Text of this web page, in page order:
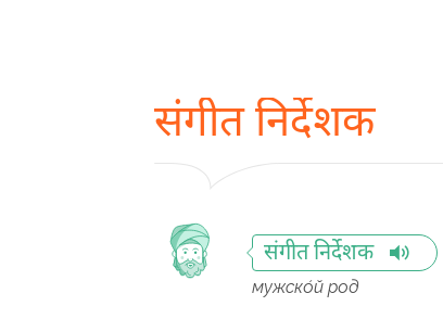
संगीत निर्देशक
संगीत निर्देशक
мужско́й род